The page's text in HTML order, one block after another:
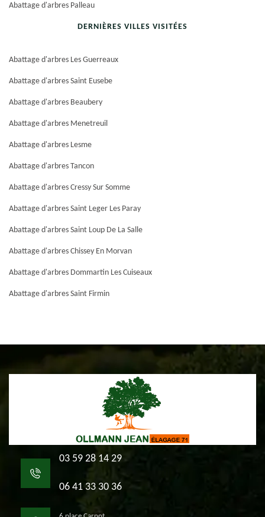
Abattage d'arbres Palleau
DERNIÈRES VILLES VISITÉES
Abattage d'arbres Les Guerreaux
Abattage d'arbres Saint Eusebe
Abattage d'arbres Beaubery
Abattage d'arbres Menetreuil
Abattage d'arbres Lesme
Abattage d'arbres Tancon
Abattage d'arbres Cressy Sur Somme
Abattage d'arbres Saint Leger Les Paray
Abattage d'arbres Saint Loup De La Salle
Abattage d'arbres Chissey En Morvan
Abattage d'arbres Dommartin Les Cuiseaux
Abattage d'arbres Saint Firmin
03 59 28 14 29
06 41 33 30 36